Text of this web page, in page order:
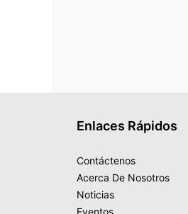
Enlaces Rápidos
Contáctenos
Acerca De Nosotros
Noticias
Eventos